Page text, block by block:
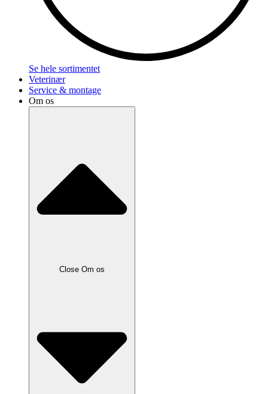
Se hele sortimentet
Veterinær
Service & montage
Om os
Close Om os